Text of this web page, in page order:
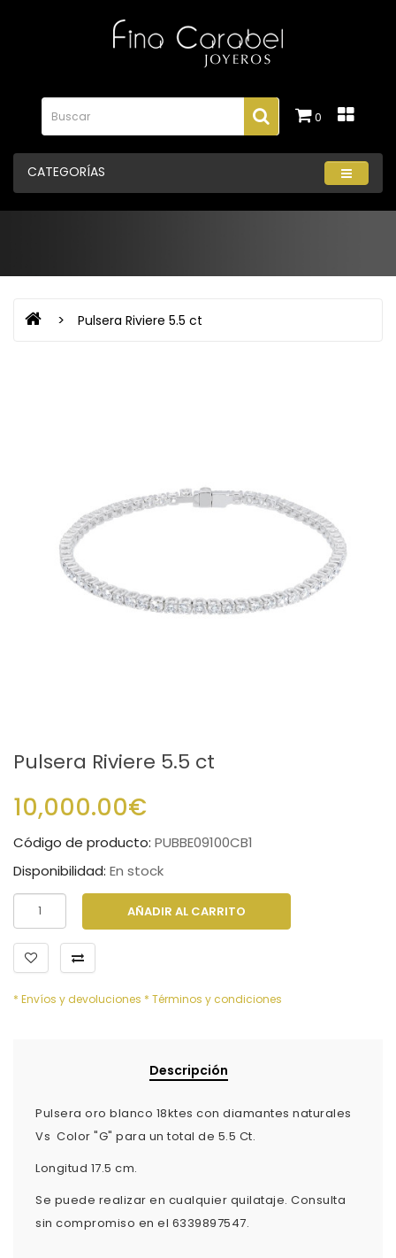
0
CATEGORÍAS
Pulsera Riviere 5.5 ct
Pulsera Riviere 5.5 ct
10,000.00€
Código de producto: PUBBE09100CB1
Disponibilidad: En stock
AÑADIR AL CARRITO
* Envíos y devoluciones * Términos y condiciones
Descripción
Pulsera oro blanco 18ktes con diamantes naturales
Vs Color "G" para un total de 5.5 Ct.
Longitud 17.5 cm.
Se puede realizar en cualquier quilataje. Consulta
sin compromiso en el 6339897547.